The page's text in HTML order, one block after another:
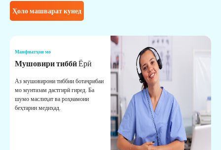
Ҳоло машварат кунед
Манфиатҳои мо
Мушовири тиббӣЁрӣ
Аз мушовирони тиббии ботаҷрибаи
мо мунтазам дастгирӣ гиред. Ба
шумо маслиҳат ва роҳнамоии
беҳтарин медиҳад.